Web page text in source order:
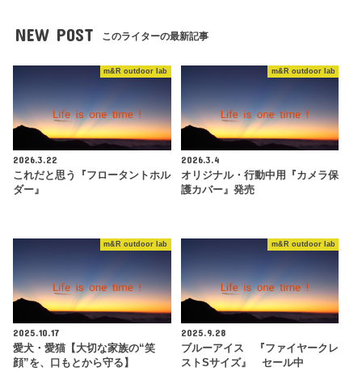
NEW POST このライターの最新記事
m&R outdoor lab
2026.3.22
これだと思う『フロータントホル
ダー』
m&R outdoor lab
2026.3.4
オリジナル・行動中用『カメラ保
護カバー』発売
m&R outdoor lab
2025.10.17
愛犬・愛猫【大切な家族の“笑
顔”を、口もとから守る】
m&R outdoor lab
2025.9.28
ブルーアイス 『ファイヤークレ
ストSサイズ』 セール中